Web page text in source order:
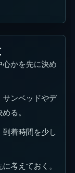
かを先に決め
サンベッドやデ
る。
着時間を少し
考えておく。